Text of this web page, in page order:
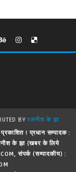
BYरजनीश के झा
प्रकाशित ! प्रधान सम्पादक :
के झा (खबर के लिये
संपर्क (सम्पादकीय) :